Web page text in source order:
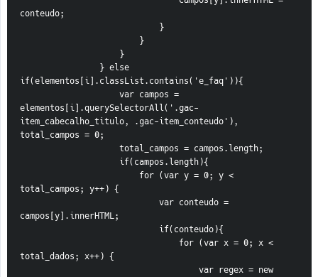
conteudo;
                            }
                        }
                    }
if(elementos[i].classList.contains('e_faq')){
elementos[i].querySelectorAll('.gac-
item_cabecalho_titulo, .gac-item_conteudo'),
total_campos = 0;
                    total_campos = campos.length;
                    if(campos.length){
total_campos; y++) {
campos[y].innerHTML;
                            if(conteudo){
total_dados; x++) {